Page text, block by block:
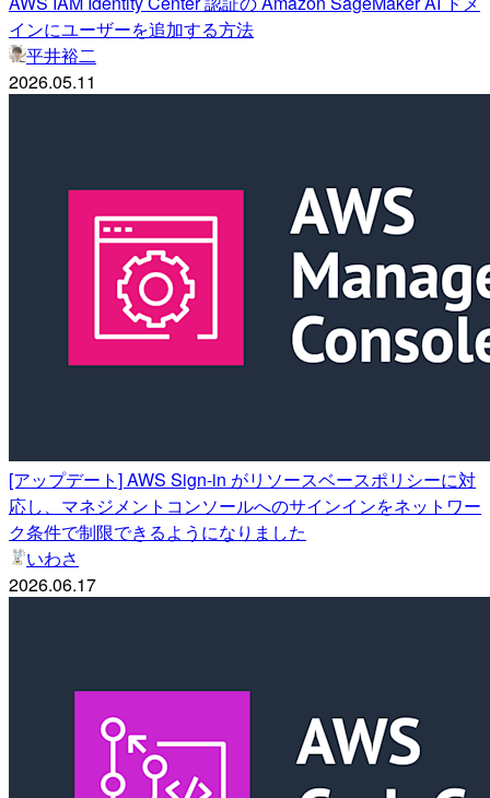
インにユーザーを追加する方法
平井裕二
2026.05.11
[アップデート] AWS Sign-in がリソースベースポリシーに対
応し、マネジメントコンソールへのサインインをネットワー
ク条件で制限できるようになりました
いわさ
2026.06.17